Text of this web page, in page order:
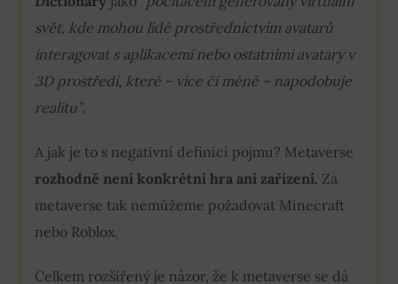
svět, kde mohou lidé prostřednictvím avatarů
interagovat s aplikacemi nebo ostatními avatary v
3D prostředí, které – více či méně – napodobuje
realitu”.
A jak je to s negativní definicí pojmu? Metaverse
rozhodně není konkrétní hra ani zařízení. Za
metaverse tak nemůžeme požadovat Minecraft
nebo Roblox.
Celkem rozšířený je názor, že k metaverse se dá